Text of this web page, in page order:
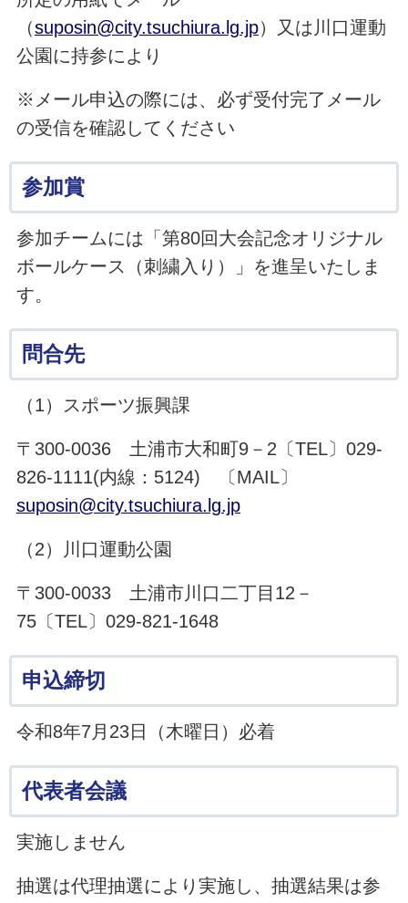
（suposin@city.tsuchiura.lg.jp）又は川口運動
公園に持参により
※メール申込の際には、必ず受付完了メール
の受信を確認してください
参加賞
参加チームには「第80回大会記念オリジナル
ボールケース（刺繍入り）」を進呈いたしま
す。
問合先
（1）スポーツ振興課
〒300-0036 土浦市大和町9－2〔TEL〕029-
826-1111(内線：5124) 〔MAIL〕
suposin@city.tsuchiura.lg.jp
（2）川口運動公園
〒300-0033 土浦市川口二丁目12－
75〔TEL〕029-821-1648
申込締切
令和8年7月23日（木曜日）必着
代表者会議
実施しません
抽選は代理抽選により実施し、抽選結果は参